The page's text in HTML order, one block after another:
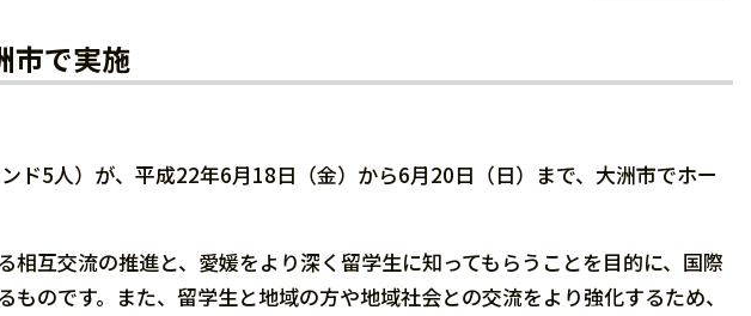
市で実施
ド5人）が、平成22年6月18日（金）から6月20日（日）まで、大洲市でホー
互交流の推進と、愛媛をより深く留学生に知ってもらうことを目的に、国際
のです。また、留学生と地域の方や地域社会との交流をより強化するため、